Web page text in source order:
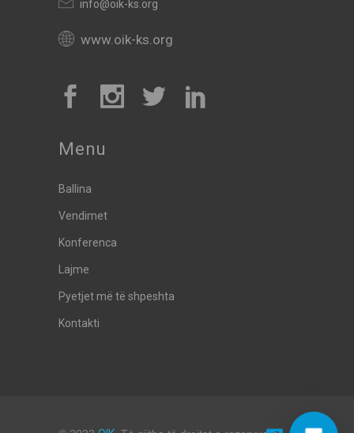
info@oik-ks.org
www.oik-ks.org
Menu
Ballina
Vendimet
Konferenca
Lajme
Pyetjet më të shpeshta
Kontakti